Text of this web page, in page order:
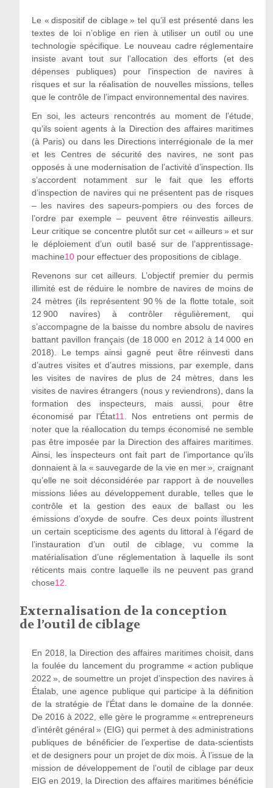
Le « dispositif de ciblage » tel qu’il est présenté dans les
textes de loi n’oblige en rien à utiliser un outil ou une
technologie spécifique. Le nouveau cadre réglementaire
insiste avant tout sur l’allocation des efforts (et des
dépenses publiques) pour l’inspection de navires à
risques et sur la réalisation de nouvelles missions, telles
que le contrôle de l’impact environnemental des navires.
En soi, les acteurs rencontrés au moment de l’étude,
qu’ils soient agents à la Direction des affaires maritimes
(à Paris) ou dans les Directions interrégionale de la mer
et les Centres de sécurité des navires, ne sont pas
opposés à une modernisation de l’activité d’inspection. Ils
s’accordent notamment sur le fait que les efforts
d’inspection de navires qui ne présentent pas de risques
– les navires des sapeurs-pompiers ou des forces de
l’ordre par exemple – peuvent être réinvestis ailleurs.
Leur critique se concentre plutôt sur cet « ailleurs » et sur
le déploiement d’un outil basé sur de l’apprentissage-
machine10pour effectuer des propositions de ciblage.
Revenons sur cet ailleurs. L’objectif premier du permis
illimité est de réduire le nombre de navires de moins de
24 mètres (ils représentent 90 % de la flotte totale, soit
12 900 navires) à contrôler régulièrement, qui
s’accompagne de la baisse du nombre absolu de navires
battant pavillon français (de 18 000 en 2012 à 14 000 en
2018). Le temps ainsi gagné peut être réinvesti dans
d’autres visites et d’autres missions, par exemple, dans
les visites de navires de plus de 24 mètres, dans les
visites de navires étrangers (nous y reviendrons), dans la
formation des inspecteurs, mais aussi, pour être
économisé par l’État11. Nos entretiens ont permis de
noter que la réallocation du temps économisé ne semble
pas être imposée par la Direction des affaires maritimes.
Ainsi, les inspecteurs ont fait part de l’importance qu’ils
donnaient à la « sauvegarde de la vie en mer », craignant
qu’elle ne soit déconsidérée par rapport à de nouvelles
missions liées au développement durable, telles que le
contrôle et la gestion des eaux de ballast ou les
émissions d’oxyde de soufre. Ces deux points illustrent
un certain scepticisme des agents du littoral à l’égard de
l’instauration d’un outil de ciblage, vu comme la
matérialisation d’une réglementation à laquelle ils sont
réticents mais contre laquelle ils ne peuvent pas grand
chose12.
Externalisation de la conception
de l’outil de ciblage
En 2018, la Direction des affaires maritimes choisit, dans
la foulée du lancement du programme « action publique
2022 », de soumettre un projet d’inspection des navires à
Étalab, une agence publique qui participe à la définition
de la stratégie de l’État dans le domaine de la donnée.
De 2016 à 2022, elle gère le programme « entrepreneurs
d’intérêt général » (EIG) qui permet à des administrations
publiques de bénéficier de l’expertise de data-scientists
et de designers pour un projet de dix mois. À l’issue de la
mission de développement de l’outil de ciblage par deux
EIG en 2019, la Direction des affaires maritimes bénéficie